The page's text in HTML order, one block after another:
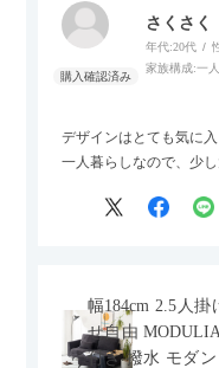
さくさく
年代:20代
家族構成:一
デザインはとても気に入
一人暮らしなので、少し
幅184cm 2.5人
せ自由
付き 撥水 モダ